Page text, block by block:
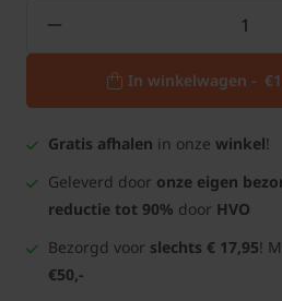
In winkelwagen -
Gratis afhalen in onze winkel!
Geleverd door onze eigen
reductie tot 90% door HVO
Bezorgd voor slechts € 17,95!
€50,-